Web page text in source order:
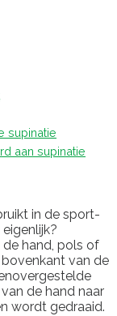
supinatie
aan supinatie
in de sport-
hand, pols of
van de
de hand naar
wordt gedraaid.